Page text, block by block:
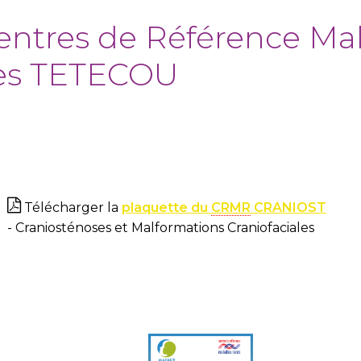
de Référence
TETECOU
Télécharger la plaquette du CRMR CRANIOST
- Craniosténoses et Malformations Craniofaciales